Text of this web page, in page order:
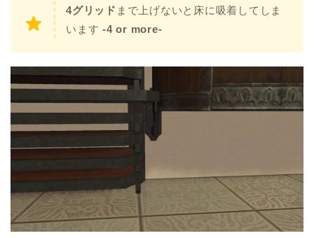
4グリッド まで上げないと床に吸着してしま
います-4 or more-